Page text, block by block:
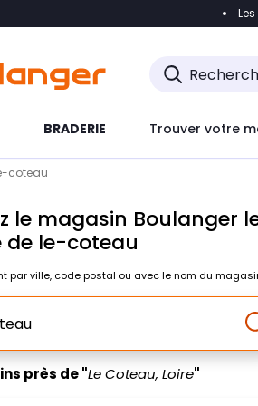
Accéder
BRADERIE Trouver votre
coteau
le magasin Boulanger
de le-coteau
par ville, code postal ou avec le nom du
Code postal ou Ville & Pays
près de "Le Coteau, Loire"